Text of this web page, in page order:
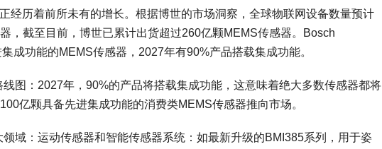
经历着前所未有的增长。根据博世的市场洞察，全球物联网设备数量预计
，截至目前，博世已累计出货超过260亿颗MEMS传感器。Bosch
成功能的MEMS传感器，2027年有90%产品搭载集成功能。
图：2027年，90%的产品将搭载集成功能，这意味着绝大多数传感器都将
亿颗具备先进集成功能的消费类MEMS传感器推向市场。
域：运动传感器和智能传感器系统：如最新升级的BMI385系列，用于姿